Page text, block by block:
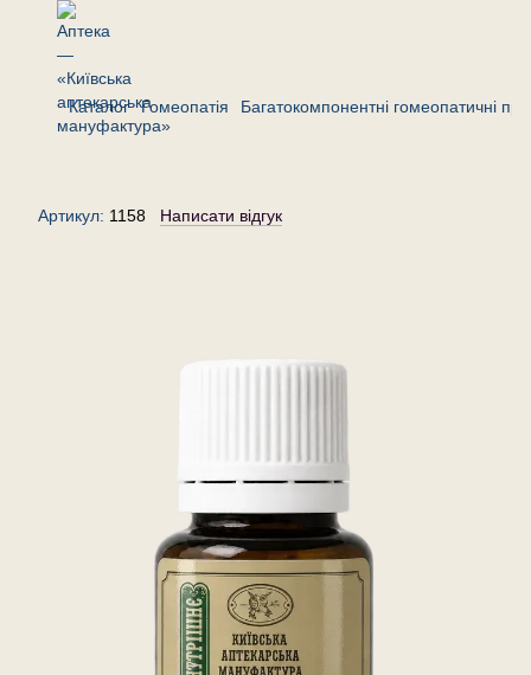
Каталог Гомеопатія Багатокомпонентні гомеопатичні
Комплекс «Артрогран»— гранули
Артикул: 1158 Написати відгук